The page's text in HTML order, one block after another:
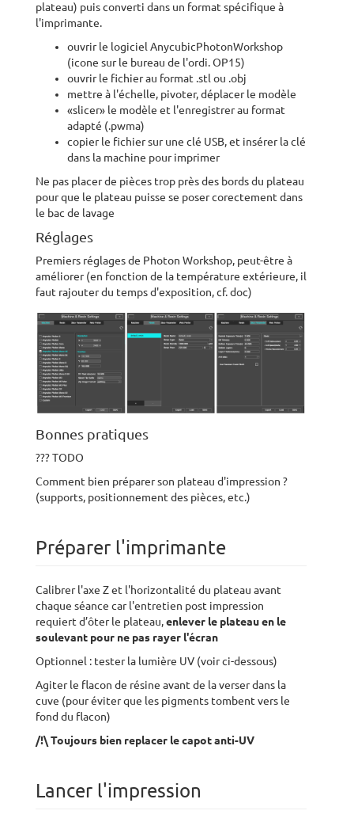
plateau) puis converti dans un format spécifique à
l'imprimante.
ouvrir le logiciel AnycubicPhotonWorkshop
(icone sur le bureau de l'ordi. OP15)
ouvrir le fichier au format .stl ou .obj
mettre à l'échelle, pivoter, déplacer le modèle
«slicer» le modèle et l'enregistrer au format
adapté (.pwma)
copier le fichier sur une clé USB, et insérer la clé
dans la machine pour imprimer
Ne pas placer de pièces trop près des bords du plateau
pour que le plateau puisse se poser corectement dans
le bac de lavage
Réglages
Premiers réglages de Photon Workshop, peut-être à
améliorer (en fonction de la température extérieure, il
faut rajouter du temps d'exposition, cf. doc)
Bonnes pratiques
??? TODO
Comment bien préparer son plateau d'impression ?
(supports, positionnement des pièces, etc.)
Préparer l'imprimante
Calibrer l'axe Z et l'horizontalité du plateau avant
chaque séance car l'entretien post impression
requiert d’ôter le plateau,enlever le plateau en le
soulevant pour ne pas rayer l'écran
Optionnel : tester la lumière UV (voir ci-dessous)
Agiter le flacon de résine avant de la verser dans la
cuve (pour éviter que les pigments tombent vers le
fond du flacon)
/!\ Toujours bien replacer le capot anti-UV
Lancer l'impression